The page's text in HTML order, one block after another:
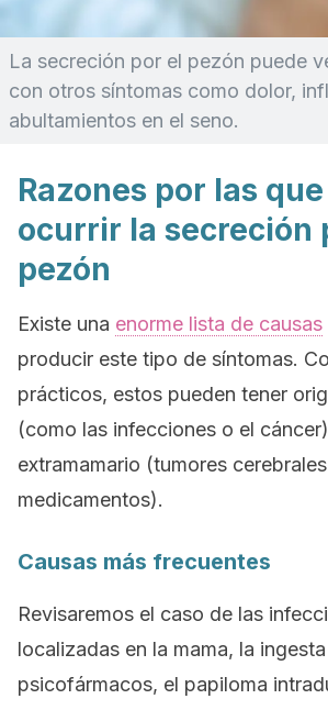
La secreción por el pezón puede
con otros síntomas como dolor,
abultamientos en el seno.
Razones por las
ocurrir la secreción
pezón
Existe una enorme lista de causas
producir este tipo de síntomas.
prácticos, estos pueden tener
(como las infecciones o el
extramamario (tumores
medicamentos).
Causas más frecuentes
Revisaremos el caso de las
localizadas en la mama, la
psicofármacos, el papiloma